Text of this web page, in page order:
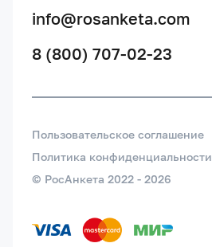
info@rosanketa.com
8 (800) 707-02-23
Пользовательское соглашение
Политика конфиденциальности
© РосАнкета 2022 - 2026